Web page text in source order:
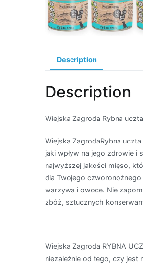
Description
Description
Wiejska Zagroda Rybna
Wiejska ZagrodaRybna uczta
jaki wpływ na jego zdrowie i
najwyższej jakości mięso,
dla Twojego
warzywa i owoce. Nie
zbóż, sztucznych
Wiejska Zagroda RYBNA
niezależnie od tego, czy jest